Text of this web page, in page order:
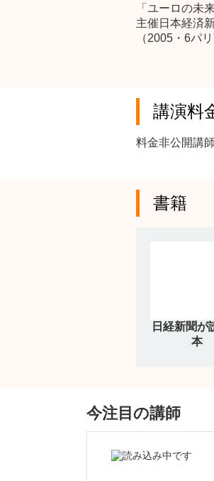
「ユーロの未
主催日本経済
（2005・6パ
講演料
料金非公開講
書籍
日経新聞が
本
今注目の講師